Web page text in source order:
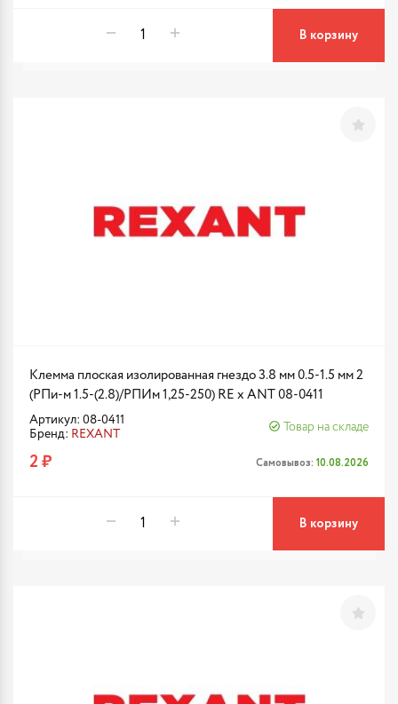
В корзину
Клемма плоская изолированная гнездо 3.8 мм 0.5-1.5 мм 2
(РПи-м 1.5-(2.8)/РПИм 1,25-250) RE x ANT 08-0411
Артикул: 08-0411
Бренд: REXANT
Товар на складе
2 ₽ Самовывоз: 10.08.2026
В корзину